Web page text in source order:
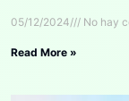
05/12/2024 No hay
Read More »